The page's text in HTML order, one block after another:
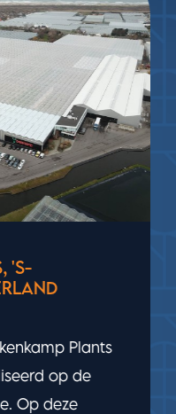
2,4 hectare
hectare
in St.